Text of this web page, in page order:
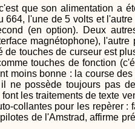
que son alimentation a
l'une de 5 volts et
(en option). Deux
magnétophone),
touches de curseur est
touches de fonction
moins bonne : la course
possède toujours pas
les traitements de texte
collantes pour les repèrer :
de l'Amstrad, affirme